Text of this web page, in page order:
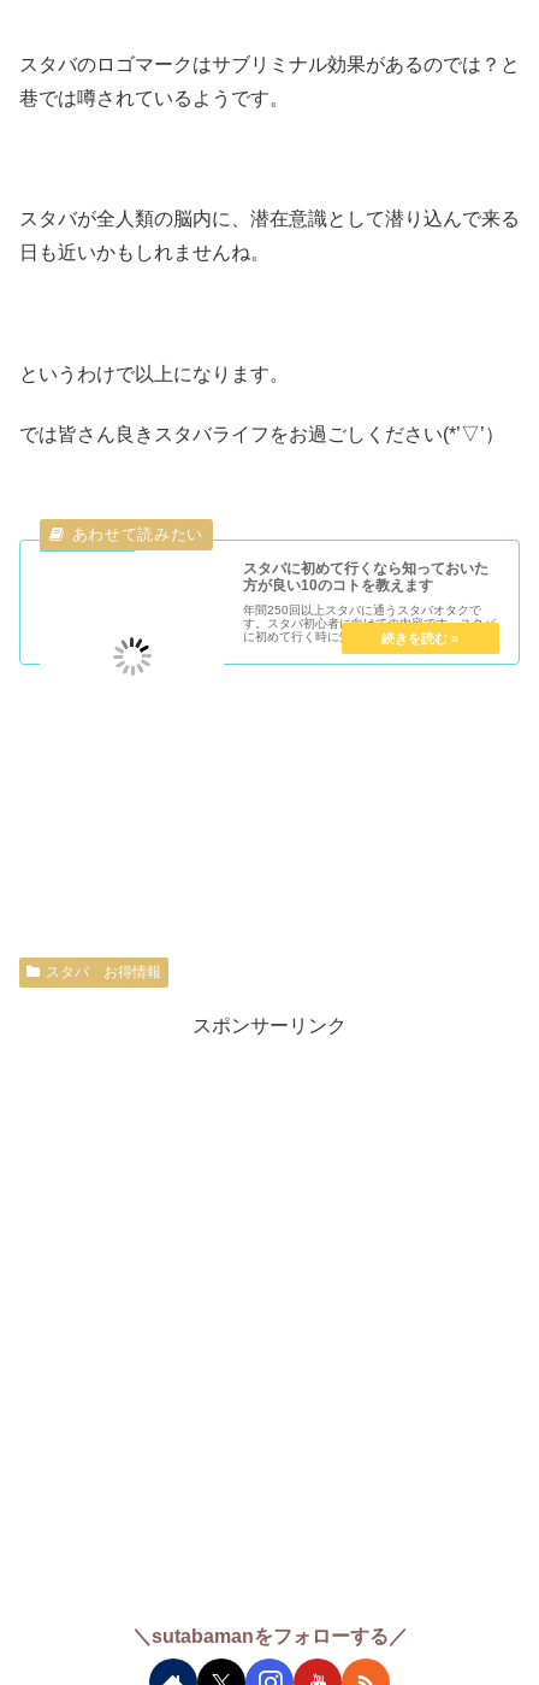
スタバのロゴマークはサブリミナル効果があるのでは？と
巷では噂されているようです。
スタバが全人類の脳内に、潜在意識として潜り込んで来る
日も近いかもしれませんね。
というわけで以上になります。
では皆さん良きスタバライフをお過ごしください(*’▽’）
スタバに初めて行くなら知っておいた
方が良い10のコトを教えます
年間250回以上スタバに通うスタバオタクで
す。スタバ初心者に向けての内容です。スタバ
に初めて行く時に知っておいた方が良い10のコ
トをベテラン常連が事細かに書いています。
スタバ お得情報
スポンサーリンク
＼sutabamanをフォローする／